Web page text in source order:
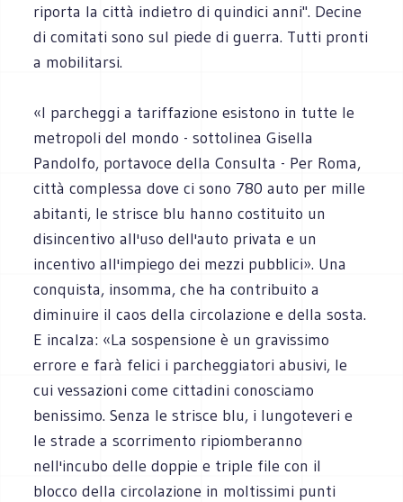
riporta la città indietro di quindici anni". Decine
di comitati sono sul piede di guerra. Tutti pronti
a mobilitarsi.
«I parcheggi a tariffazione esistono in tutte le
metropoli del mondo - sottolinea Gisella
Pandolfo, portavoce della Consulta - Per Roma,
città complessa dove ci sono 780 auto per mille
abitanti, le strisce blu hanno costituito un
disincentivo all'uso dell'auto privata e un
incentivo all'impiego dei mezzi pubblici». Una
conquista, insomma, che ha contribuito a
diminuire il caos della circolazione e della sosta.
E incalza: «La sospensione è un gravissimo
errore e farà felici i parcheggiatori abusivi, le
cui vessazioni come cittadini conosciamo
benissimo. Senza le strisce blu, i lungoteveri e
le strade a scorrimento ripiomberanno
nell'incubo delle doppie e triple file con il
blocco della circolazione in moltissimi punti